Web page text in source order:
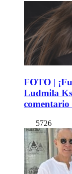
FOTO |
Ludmila
comentario
5726